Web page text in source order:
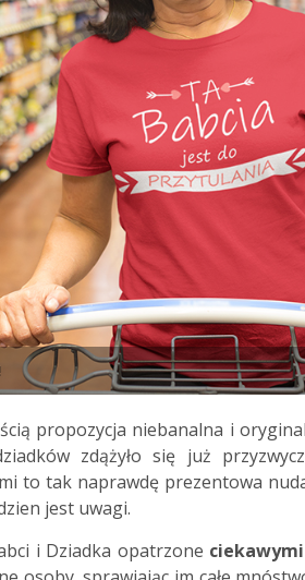
propozycja niebanalna i
zdążyło się już
to tak naprawdę prezentowa
jest uwagi.
i Dziadka opatrzone